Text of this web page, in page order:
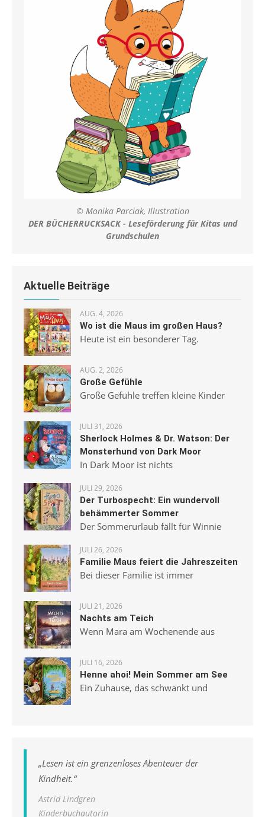
© Monika Parciak, Illustration
DER BÜCHERRUCKSACK - Leseförderung für Kitas und
Grundschulen
Aktuelle Beiträge
AUG. 4, 2026
Wo ist die Maus im großen Haus?
Heute ist ein besonderer Tag.
AUG. 2, 2026
Große Gefühle
Große Gefühle treffen kleine Kinder
JULI 31, 2026
Sherlock Holmes & Dr. Watson: Der
Monsterhund von Dark Moor
In Dark Moor ist nichts
JULI 29, 2026
Der Turbospecht: Ein wundervoll
behämmerter Sommer
Der Sommerurlaub fällt für Winnie
JULI 26, 2026
Familie Maus feiert die Jahreszeiten
Bei dieser Familie ist immer
JULI 21, 2026
Nachts am Teich
Wenn Mara am Wochenende aus
JULI 16, 2026
Henne ahoi! Mein Sommer am See
Ein Zuhause, das schwankt und
„Lesen ist ein grenzenloses Abenteuer der
Kindheit.“
Astrid Lindgren
Kinderbuchautorin